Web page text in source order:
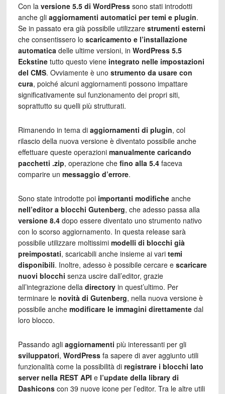
Con la versione 5.5 di WordPresssono stati introdotti
anche gli aggiornamenti automatici per temi e plugin.
Se in passato era già possibile utilizzare strumenti esterni
che consentissero lo scaricamento e l’installazione
automatica delle ultime versioni, in WordPress 5.5
Eckstinetutto questo viene integrato nelle impostazioni
del CMS. Ovviamente è uno strumento da usare con
cura, poiché alcuni aggiornamenti possono impattare
significativamente sul funzionamento dei propri siti,
soprattutto su quelli più strutturati.
Rimanendo in tema di aggiornamenti di plugin, col
rilascio della nuova versione è diventato possibile anche
effettuare queste operazioni manualmente caricando
pacchetti .zip, operazione che fino alla 5.4faceva
comparire un messaggio d’errore.
Sono state introdotte poi importanti modificheanche
nell’editor a blocchi Gutenberg, che adesso passa alla
versione 8.4dopo essere diventato uno strumento nativo
con lo scorso aggiornamento. In questa release sarà
possibile utilizzare moltissimi modelli di blocchi già
preimpostati, scaricabili anche insieme ai vari temi
disponibili. Inoltre, adesso è possibile cercare e scaricare
nuovi blocchi senza uscire dall’editor, grazie
all’integrazione della directoryin quest’ultimo. Per
terminare le novità di Gutenberg, nella nuova versione è
possibile anche modificare le immagini direttamentedal
loro blocco.
Passando agli aggiornamenti più interessanti per gli
sviluppatori, WordPressfa sapere di aver aggiunto utili
funzionalità come la possibilità di registrare i blocchi lato
server nella REST API e l’update della library di
Dashiconscon 39 nuove icone per l’editor. Tra le altre utili